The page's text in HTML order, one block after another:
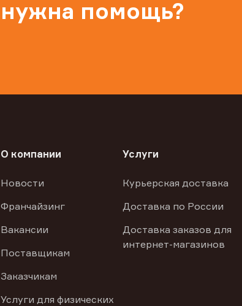
нужна помощь?
О компании
Новости
Франчайзинг
Вакансии
Поставщикам
Заказчикам
Услуги для физических
Услуги
Курьерская доставка
Доставка по России
Доставка заказов для
интернет-магазинов